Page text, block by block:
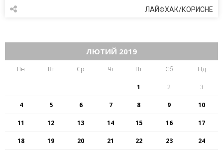
ЛАЙФХАК/КОРИСНЕ
ЛЮТИЙ 2019
Пн Вт Ср Чт Пт Сб Нд
1 2 3
4 5 6 7 8 9 10
11 12 13 14 15 16 17
18 19 20 21 22 23 24